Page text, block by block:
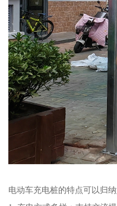
电动车充电桩的特点可以归纳